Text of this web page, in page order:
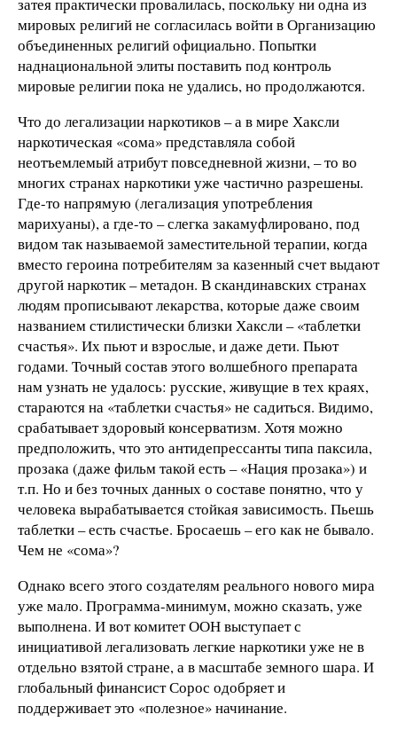
затея практически провалилась, поскольку ни одна из
мировых религий не согласилась войти в Организацию
объединенных религий официально. Попытки
наднациональной элиты поставить под контроль
мировые религии пока не удались, но продолжаются.
Что до легализации наркотиков – а в мире Хаксли
наркотическая «сома» представляла собой
неотъемлемый атрибут повседневной жизни, – то во
многих странах наркотики уже частично разрешены.
Где-то напрямую (легализация употребления
марихуаны), а где-то – слегка закамуфлировано, под
видом так называемой заместительной терапии, когда
вместо героина потребителям за казенный счет выдают
другой наркотик – метадон. В скандинавских странах
людям прописывают лекарства, которые даже своим
названием стилистически близки Хаксли – «таблетки
счастья». Их пьют и взрослые, и даже дети. Пьют
годами. Точный состав этого волшебного препарата
нам узнать не удалось: русские, живущие в тех краях,
стараются на «таблетки счастья» не садиться. Видимо,
срабатывает здоровый консерватизм. Хотя можно
предположить, что это антидепрессанты типа паксила,
прозака (даже фильм такой есть – «Нация прозака») и
т.п. Но и без точных данных о составе понятно, что у
человека вырабатывается стойкая зависимость. Пьешь
таблетки – есть счастье. Бросаешь – его как не бывало.
Чем не «сома»?
Однако всего этого создателям реального нового мира
уже мало. Программа-минимум, можно сказать, уже
выполнена. И вот комитет ООН выступает с
инициативой легализовать легкие наркотики уже не в
отдельно взятой стране, а в масштабе земного шара. И
глобальный финансист Сорос одобряет и
поддерживает это «полезное» начинание.